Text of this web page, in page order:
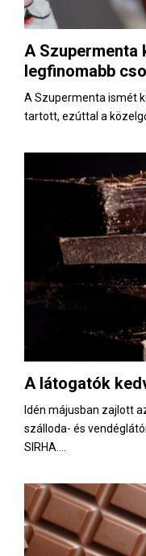
A Szupermenta
legfinomabb
A Szupermenta ismét
tartott, ezúttal a
A látogatók
Idén májusban zajlott
szálloda- és
SIRHA....